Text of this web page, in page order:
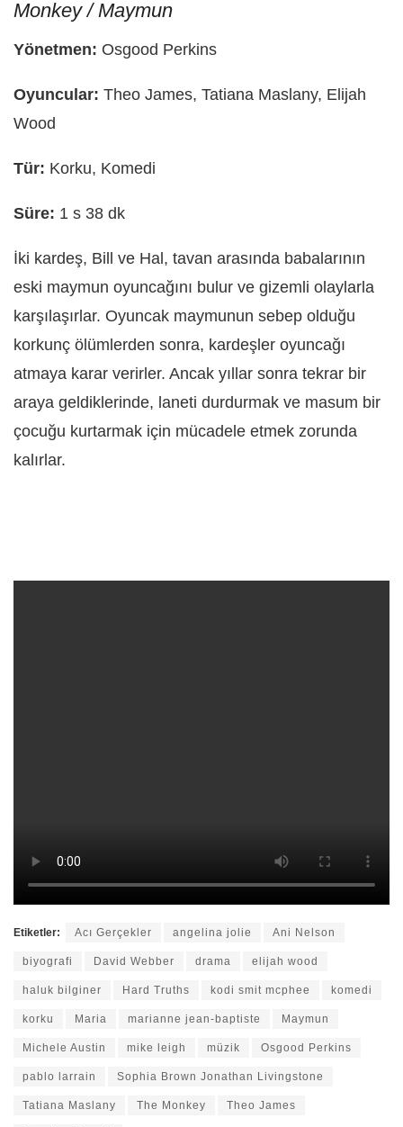
Monkey / Maymun
Yönetmen: Osgood Perkins
Oyuncular: Theo James, Tatiana Maslany, Elijah
Wood
Tür: Korku, Komedi
Süre: 1 s 38 dk
İki kardeş, Bill ve Hal, tavan arasında babalarının
eski maymun oyuncağını bulur ve gizemli olaylarla
karşılaşırlar. Oyuncak maymunun sebep olduğu
korkunç ölümlerden sonra, kardeşler oyuncağı
atmaya karar verirler. Ancak yıllar sonra tekrar bir
araya geldiklerinde, laneti durdurmak ve masum bir
çocuğu kurtarmak için mücadele etmek zorunda
kalırlar.
Etiketler: Acı Gerçekler angelina jolie Ani Nelson
biyografi David Webber drama elijah wood
haluk bilginer Hard Truths kodi smit mcphee komedi
korku Maria marianne jean-baptiste Maymun
Michele Austin mike leigh müzik Osgood Perkins
pablo larrain Sophia Brown Jonathan Livingstone
Tatiana Maslany The Monkey Theo James